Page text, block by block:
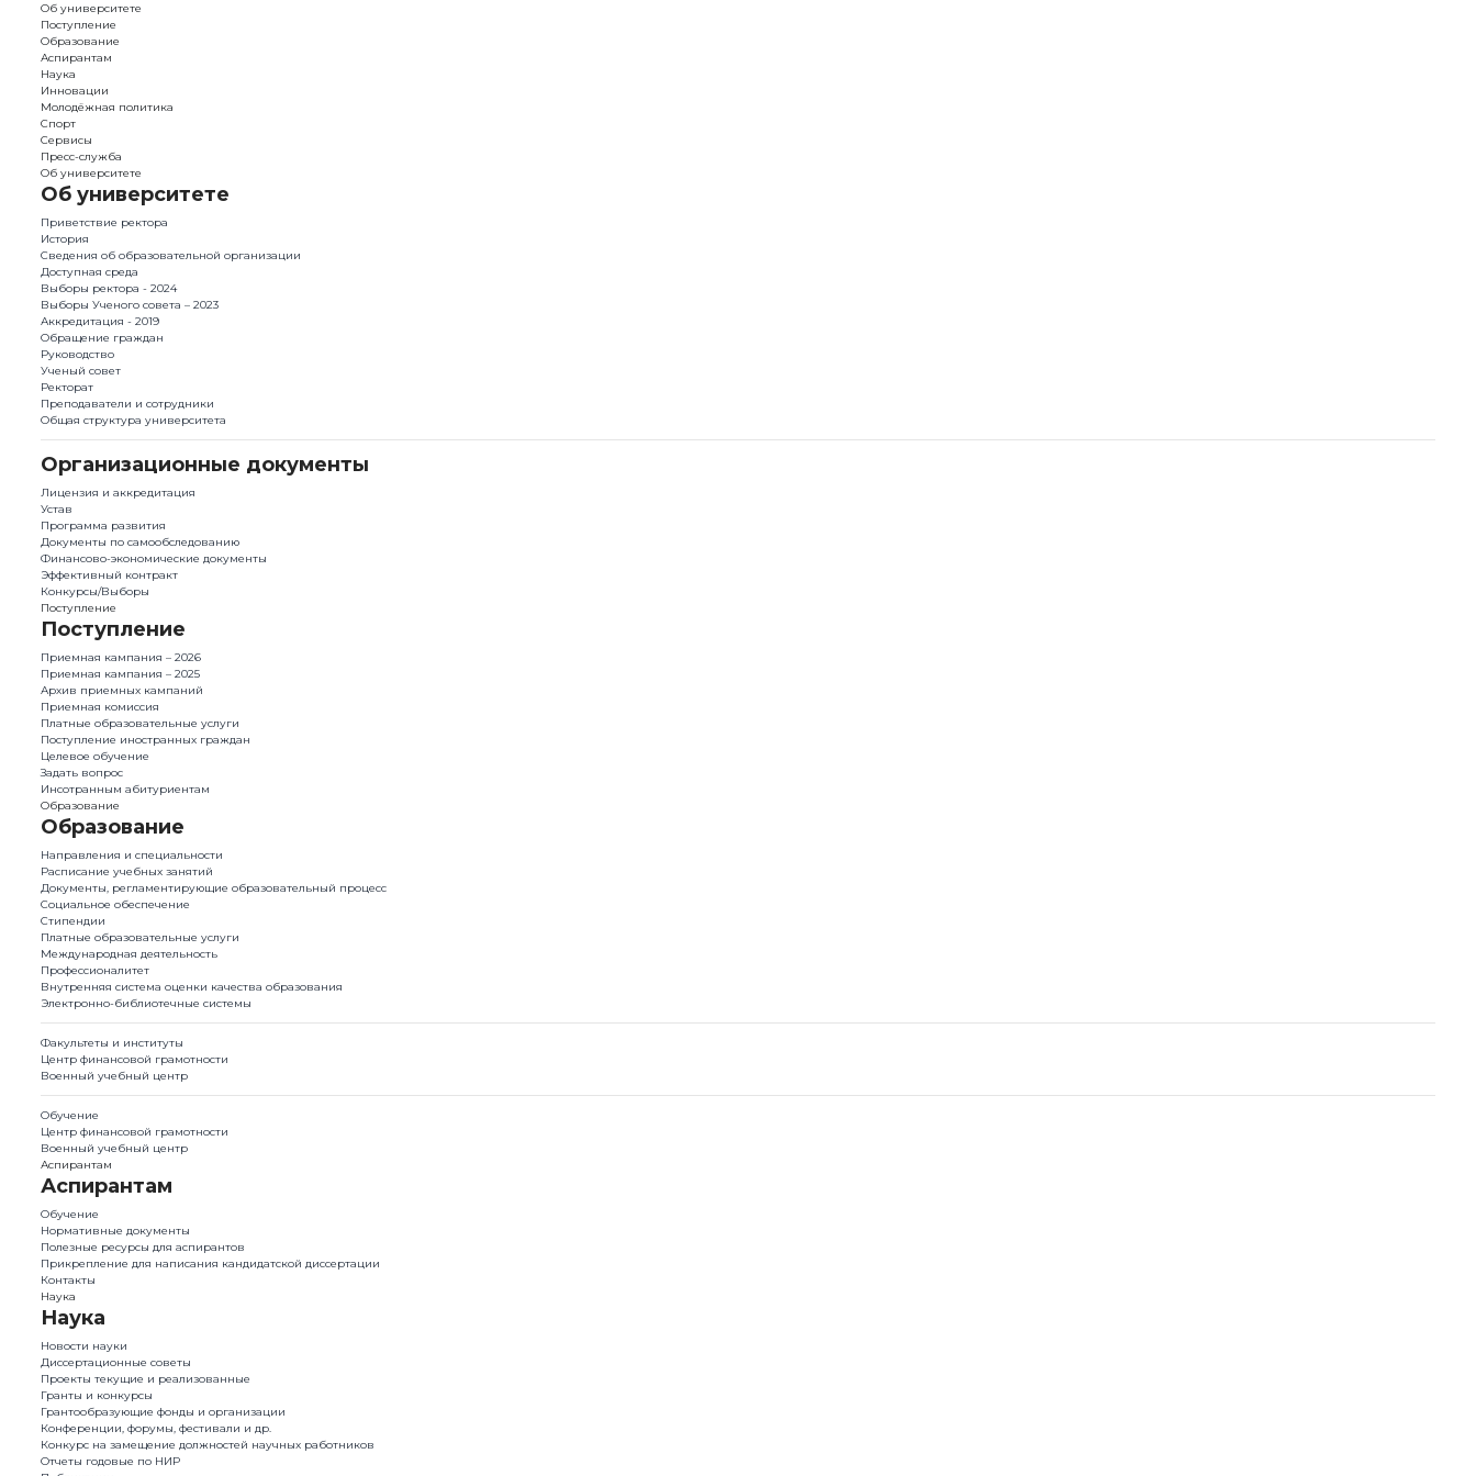
Об университете
Поступление
Образование
Аспирантам
Наука
Инновации
Молодёжная политика
Спорт
Сервисы
Пресс-служба
Об университете
Об университете
Приветствие ректора
История
Сведения об образовательной организации
Доступная среда
Выборы ректора - 2024
Выборы Ученого совета – 2023
Аккредитация - 2019
Обращение граждан
Руководство
Ученый совет
Ректорат
Преподаватели и сотрудники
Общая структура университета
Организационные документы
Лицензия и аккредитация
Устав
Программа развития
Документы по самообследованию
Финансово-экономические документы
Эффективный контракт
Конкурсы/Выборы
Поступление
Поступление
Приемная кампания – 2026
Приемная кампания – 2025
Архив приемных кампаний
Приемная комиссия
Платные образовательные услуги
Поступление иностранных граждан
Целевое обучение
Задать вопрос
Инсотранным абитуриентам
Образование
Образование
Направления и специальности
Расписание учебных занятий
Документы, регламентирующие образовательный процесс
Социальное обеспечение
Стипендии
Платные образовательные услуги
Международная деятельность
Профессионалитет
Внутренняя система оценки качества образования
Электронно-библиотечные системы
Факультеты и институты
Центр финансовой грамотности
Военный учебный центр
Обучение
Центр финансовой грамотности
Военный учебный центр
Аспирантам
Аспирантам
Обучение
Нормативные документы
Полезные ресурсы для аспирантов
Прикрепление для написания кандидатской диссертации
Контакты
Наука
Наука
Новости науки
Диссертационные советы
Проекты текущие и реализованные
Гранты и конкурсы
Грантообразующие фонды и организации
Конференции, форумы, фестивали и др.
Конкурс на замещение должностей научных работников
Отчеты годовые по НИР